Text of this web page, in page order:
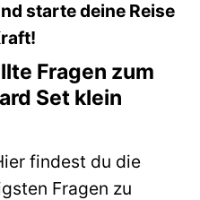
starte deine Reise
Fragen zum
Set klein
findest du die
Fragen zu